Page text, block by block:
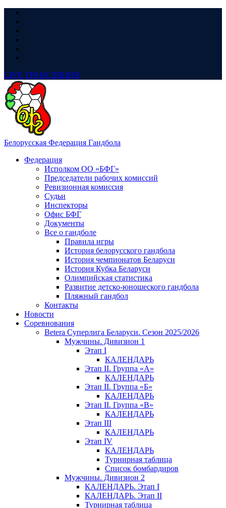
LIVE ТРАНСЛЯЦИЯ
Белорусская Федерация Гандбола
Федерация
Исполком ОО «БФГ»
Председатели рабочих комиссий
Ревизионная комиссия
Судьи
Инспекторы
Офис БФГ
Документы
Все о гандболе
Правила игры
История белорусского гандбола
История чемпионатов Беларуси
История Кубка Беларуси
Олимпийская статистика
Развитие детско-юношеского гандбола
Пляжный гандбол
Контакты
Новости
Соревнования
Betera Суперлига Беларуси. Сезон 2025/2026
Мужчины. Дивизион 1
Этап I
КАЛЕНДАРЬ
Этап II. Группа «А»
КАЛЕНДАРЬ
Этап II. Группа «Б»
КАЛЕНДАРЬ
Этап II. Группа «В»
КАЛЕНДАРЬ
Этап III
КАЛЕНДАРЬ
Этап IV
КАЛЕНДАРЬ
Турнирная таблица
Список бомбардиров
Мужчины. Дивизион 2
КАЛЕНДАРЬ. Этап I
КАЛЕНДАРЬ. Этап II
Турнирная таблица